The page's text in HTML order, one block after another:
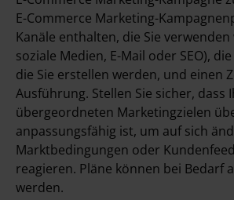
E-Commerce Marketing-
Kanäle enthalten, die Sie
soziale Medien, E-Mail oder SEO),
die Sie erstellen werden, und einen
Ausführung. Stellen Sie sicher, dass
übergeordneten Marketingzielen
anpassungsfähig ist, um auf sich
Marktbedingungen oder
reagieren. Pläne können bei Bedarf
werden.